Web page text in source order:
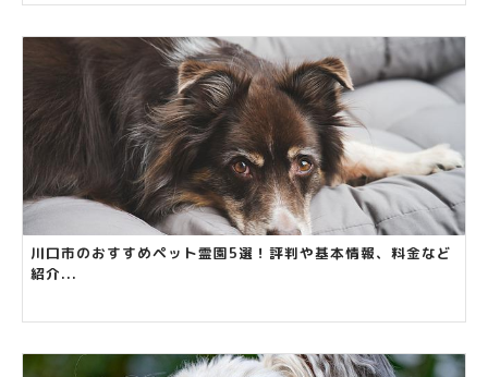
川口市のおすすめペット霊園5選！評判や基本情報、料金など
紹介...